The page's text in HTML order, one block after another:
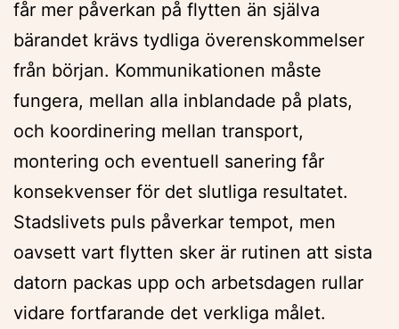
får mer påverkan på flytten än själva
bärandet krävs tydliga överenskommelser
från början. Kommunikationen måste
fungera, mellan alla inblandade på plats,
och koordinering mellan transport,
montering och eventuell sanering får
konsekvenser för det slutliga resultatet.
Stadslivets puls påverkar tempot, men
oavsett vart flytten sker är rutinen att sista
datorn packas upp och arbetsdagen rullar
vidare fortfarande det verkliga målet.